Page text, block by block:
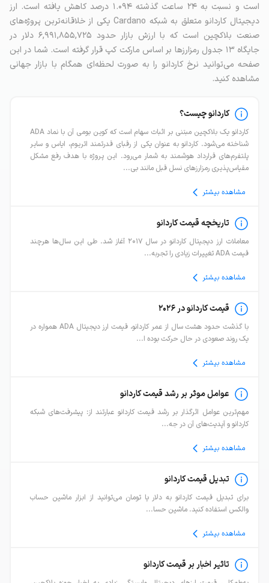
است و نسبت به ۲۴ ساعت گذشته ۱.۰۹۴ درصد کاهش یافته است. ارز
دیجیتال کاردانو متعلق به شبکه Cardano یکی از خلاقانه‌ترین پروژه‌های
صنعت بلاکچین است که با ارزش بازار حدود ۶,۹۹۱,۸۵۵,۷۲۵ دلار در
جایگاه ۱۳ جدول رمزارزها بر اساس مارکت کپ قرار گرفته است. شما در این
صفحه می‌توانید نرخ کاردانو را به صورت لحظه‌ای همگام با بازار جهانی
مشاهده کنید.
کاردانو چیست؟
کاردانو یک بلاکچین مبتنی بر اثبات سهام است که کوین بومی آن با نماد ADA
شناخته می‌شود. کاردانو به عنوان یکی از رقبای قدرتمند اتریوم، ایاس و سایر
پلتفرم‌های قرارداد هوشمند به شمار می‌رود. این پروژه با هدف رفع مشکل
مقیاس‌پذیری رمزارزهای نسل قبل مانند بی...
مشاهده بیشتر
تاریخچه قیمت کاردانو
معاملات ارز دیجیتال کاردانو در سال ۲۰۱۷ آغاز شد. طی این سال‌ها هرچند
قیمت ADA تغییرات زیادی را تجربه...
مشاهده بیشتر
قیمت کاردانو در ۲۰۲۶
با گذشت حدود هشت سال از عمر کاردانو، قیمت ارز دیجیتال ADA همواره در
یک روند صعودی در حال حرکت بوده ا...
مشاهده بیشتر
عوامل موثر بر رشد قیمت کاردانو
مهم‌ترین عوامل اثرگذار بر رشد قیمت کاردانو عبارتند از: پیشرفت‌های شبکه
کاردانو و آپدیت‌های آن در جه...
مشاهده بیشتر
تبدیل قیمت کاردانو
برای تبدیل قیمت کاردانو به دلار یا تومان می‌توانید از ابزار ماشین حساب
والکس استفاده کنید. ماشین حسا...
مشاهده بیشتر
تاثیر اخبار بر قیمت کاردانو